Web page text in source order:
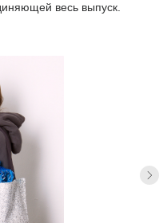
весь выпуск.